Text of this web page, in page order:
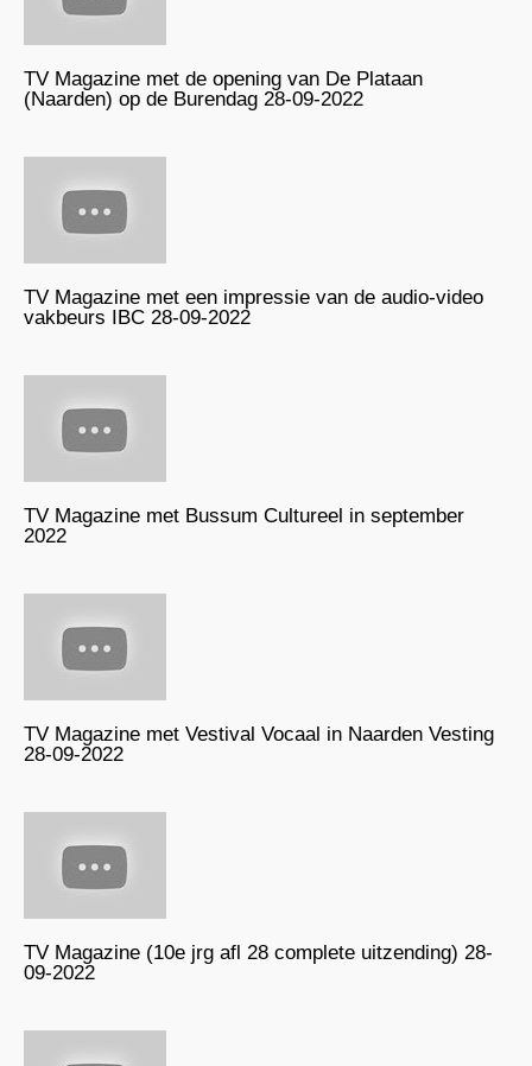
TV Magazine met de opening van De Plataan
(Naarden) op de Burendag 28-09-2022
TV Magazine met een impressie van de audio-video
vakbeurs IBC 28-09-2022
TV Magazine met Bussum Cultureel in september
2022
TV Magazine met Vestival Vocaal in Naarden Vesting
28-09-2022
TV Magazine (10e jrg afl 28 complete uitzending) 28-
09-2022